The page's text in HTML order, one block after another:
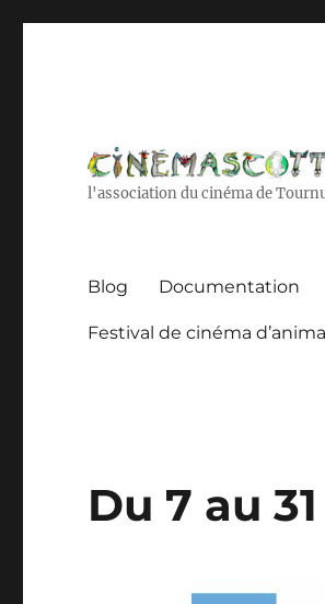
l'association du cinéma de
Blog Documentation
Festival de cinéma
Du 7 au